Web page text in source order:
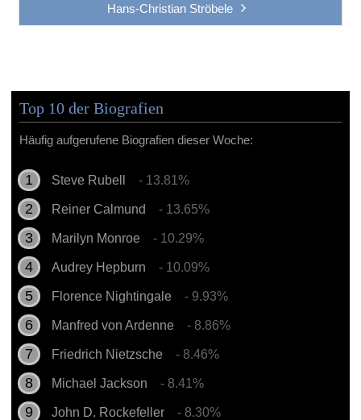
Hans-Christian Ströbele
Top 10 der Biografien
Häufig aufgerufene Biografien dieser Woche:
Steve Rubell - 13.81%
Reiner Calmund - 13.65%
Marilyn Monroe - 10.29%
Audrey Hepburn - 10.09%
Florence Nightingale - 9.93%
Manfred von Ardenne - 8.86%
Friedrich Nietzsche - 8.46%
Michael Jackson - 8.41%
John D. Rockefeller - 8.30%